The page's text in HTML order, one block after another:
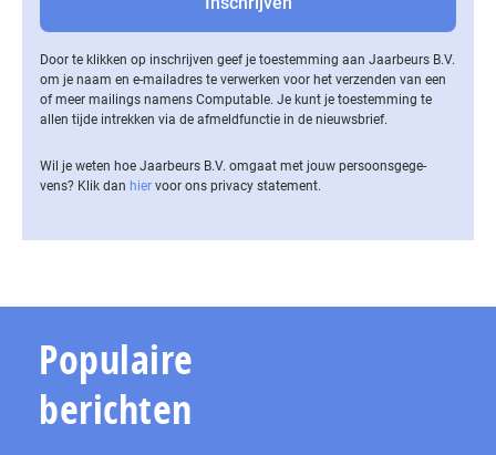
Door te klikken op inschrijven geef je toestemming aan Jaarbeurs B.V.
om je naam en e-mailadres te verwerken voor het verzenden van een
of meer mailings namens Computable. Je kunt je toestemming te
allen tijde intrekken via de af­meld­func­tie in de nieuwsbrief.
Wil je weten hoe Jaarbeurs B.V. omgaat met jouw per­soons­ge­ge­
vens? Klik dan hier voor ons privacy statement.
Populaire
berichten